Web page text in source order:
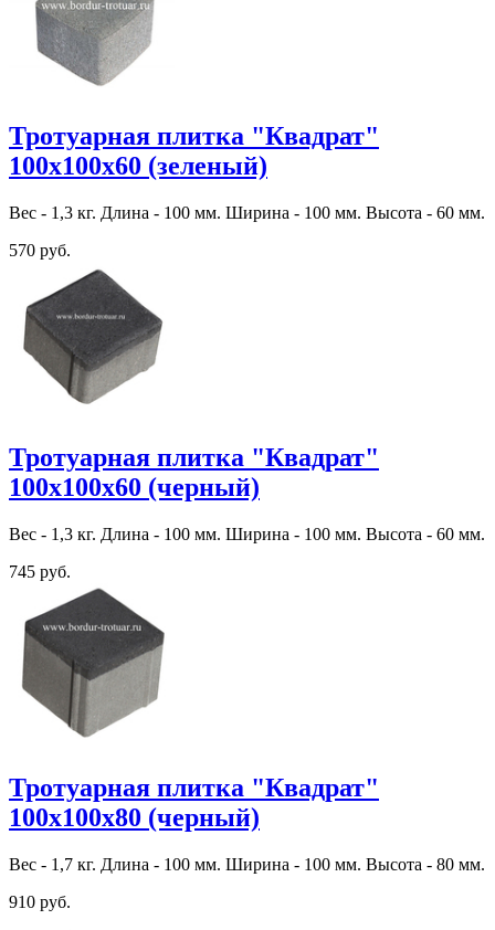
Тротуарная плитка "Квадрат"
100х100х60 (зеленый)
Вес - 1,3 кг. Длина - 100 мм. Ширина - 100 мм. Высота - 60 мм.
570 руб.
Тротуарная плитка "Квадрат"
100х100х60 (черный)
Вес - 1,3 кг. Длина - 100 мм. Ширина - 100 мм. Высота - 60 мм.
745 руб.
Тротуарная плитка "Квадрат"
100х100х80 (черный)
Вес - 1,7 кг. Длина - 100 мм. Ширина - 100 мм. Высота - 80 мм.
910 руб.